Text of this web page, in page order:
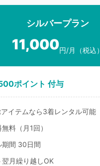
シルバープラン
11,000円/月（税込）
ポイント 付与
イテムなら3着レンタル可能
料（月1回）
期間 30日間
翌月繰り越しOK